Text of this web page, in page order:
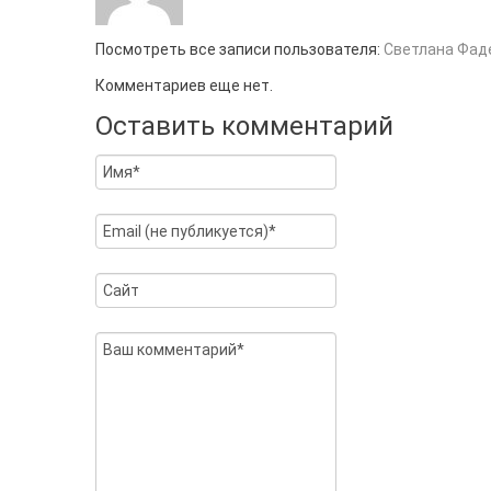
Посмотреть все записи пользователя: Светлана
Комментариев еще нет.
Оставить комментарий